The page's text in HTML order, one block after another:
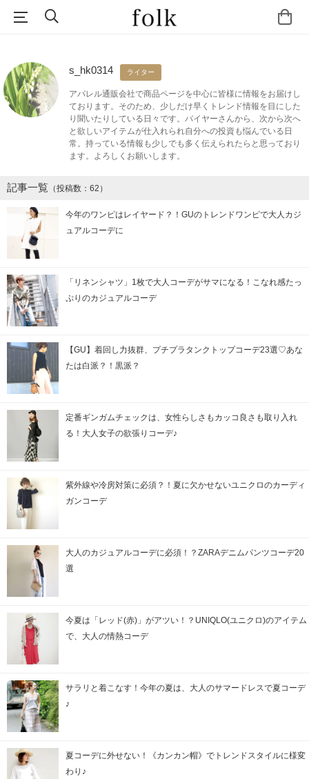
s_hk0314 ライター
アパレル通販会社で商品ページを中心に皆様に情報をお届けし
ております。そのため、少しだけ早くトレンド情報を目にした
り聞いたりしている日々です。バイヤーさんから、次から次へ
と欲しいアイテムが仕入れられ自分への投資も悩んでいる日
常。持っている情報も少しでも多く伝えられたらと思っており
ます。よろしくお願いします。
記事一覧 （投稿数：62）
今年のワンピはレイヤード？！GUのトレンドワンピで大人カジ
ュアルコーデに
「リネンシャツ」1枚で大人コーデがサマになる！こなれ感たっ
ぷりのカジュアルコーデ
【GU】着回し力抜群、プチプラタンクトップコーデ23選♡あな
たは白派？！黒派？
定番ギンガムチェックは、女性らしさもカッコ良さも取り入れ
る！大人女子の欲張りコーデ♪
紫外線や冷房対策に必須？！夏に欠かせないユニクロのカーディ
ガンコーデ
大人のカジュアルコーデに必須！？ZARAデニムパンツコーデ20
選
今夏は「レッド(赤)」がアツい！？UNIQLO(ユニクロ)のアイテム
で、大人の情熱コーデ
サラリと着こなす！今年の夏は、大人のサマードレスで夏コーデ
♪
夏コーデに外せない！《カンカン帽》でトレンドスタイルに様変
わり♪